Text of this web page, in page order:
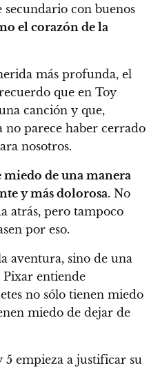
secundario con buenos
el corazón de la
más profunda, el
que en Toy
canción y que,
no parece haber cerrado
nosotros.
miedo de una manera
y más dolorosa. No
atrás, pero tampoco
por eso.
aventura, sino de una
entiende
no sólo tienen miedo
miedo de dejar de
5 empieza a justificar su